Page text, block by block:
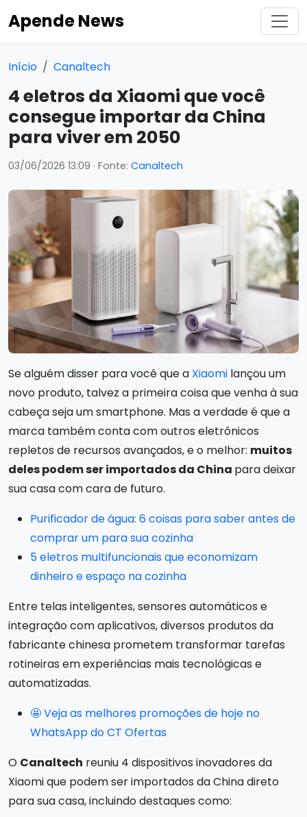
Apende News
Início Canaltech
4 eletros da Xiaomi que você
consegue importar da China
para viver em 2050
03/06/2026 13:09 · Fonte: Canaltech
Se alguém disser para você que a Xiaomi lançou um
novo produto, talvez a primeira coisa que venha à sua
cabeça seja um smartphone. Mas a verdade é que a
marca também conta com outros eletrônicos
repletos de recursos avançados, e o melhor: muitos
deles podem ser importados da China para deixar
sua casa com cara de futuro.
Purificador de água: 6 coisas para saber antes de
comprar um para sua cozinha
5 eletros multifuncionais que economizam
dinheiro e espaço na cozinha
Entre telas inteligentes, sensores automáticos e
integração com aplicativos, diversos produtos da
fabricante chinesa prometem transformar tarefas
rotineiras em experiências mais tecnológicas e
automatizadas.
🤩 Veja as melhores promoções de hoje no
WhatsApp do CT Ofertas
O Canaltech reuniu 4 dispositivos inovadores da
Xiaomi que podem ser importados da China direto
para sua casa, incluindo destaques como: